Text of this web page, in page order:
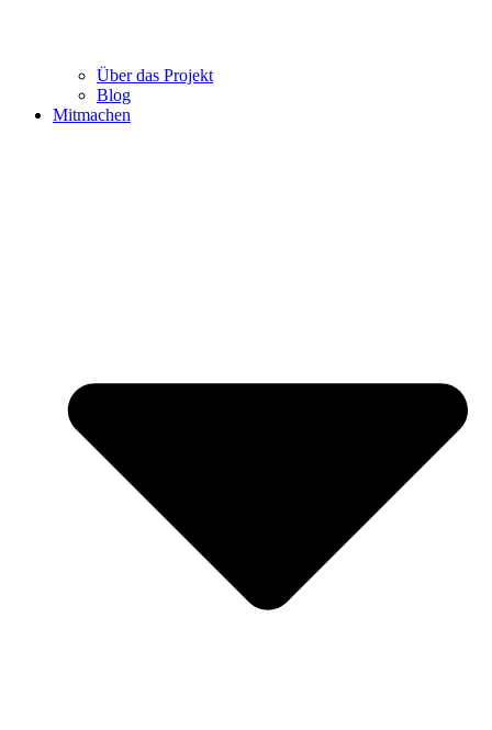
Über das Projekt
Blog
Mitmachen